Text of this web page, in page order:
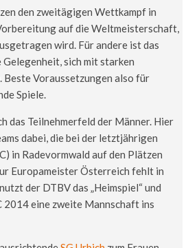
den zweitägigen Wettkampf in
auf die Weltmeisterschaft,
wird. Für andere ist das
sich mit starken
Beste Voraussetzungen also für
Spiele.
das Teilnehmerfeld der Männer. Hier
dabei, die bei der letztjährigen
in Radevormwald auf den Plätzen
Europameister Österreich fehlt in
der DTBV das „Heimspiel“ und
2014 eine zweite Mannschaft ins